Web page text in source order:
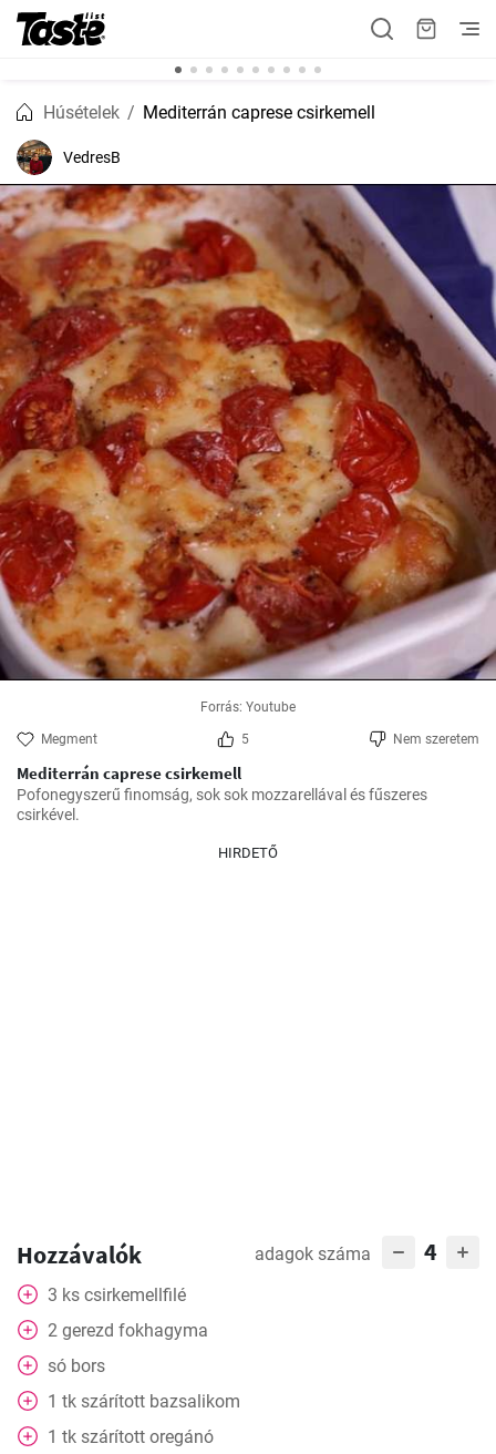
Húsételek Mediterrán caprese csirkemell
VedresB
Forrás: Youtube
Megment 5 Nem szeretem
Mediterrán caprese csirkemell
Pofonegyszerű finomság, sok sok mozzarellával és fűszeres
csirkével.
HIRDETŐ
Hozzávalók adagok száma 4
3 ks csirkemellfilé
2 gerezd fokhagyma
só bors
1 tk szárított bazsalikom
1 tk szárított oregánó